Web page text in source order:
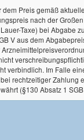
Preis gemäß
nach der
Taxe) bei Abgabe
V aus dem
verbindlich. Im Falle
rechtzeitiger Zahlung
(§130 Absatz 1 SGB